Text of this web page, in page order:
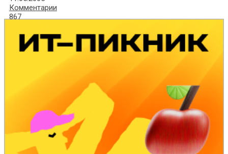
Комментарии
867